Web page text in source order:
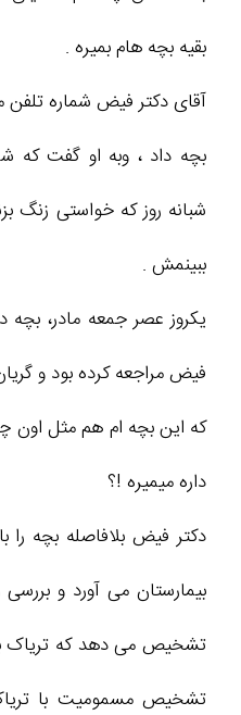
بقیه بچه هام بمیره .
آقای دکتر فیض شماره تلفن
بچه داد ، وبه او گفت که
شبانه روز که خواستی زنگ
ببینمش .
یکروز عصر جمعه مادر، بچه
فیض مراجعه کرده بود و
که این بچه ام هم مثل اون
داره میمیره !؟
دکتر فیض بلافاصله بچه
بیمارستان می آورد و
تشخیص می دهد که تریاک
تشخیص مسمومیت با